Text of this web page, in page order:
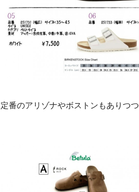
定番のアリゾナやボストンもありつつ